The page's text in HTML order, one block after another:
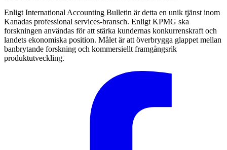
Enligt International Accounting Bulletin är detta en unik tjänst inom
Kanadas professional services-bransch. Enligt KPMG ska
forskningen användas för att stärka kundernas konkurrenskraft och
landets ekonomiska position. Målet är att överbrygga glappet mellan
banbrytande forskning och kommersiellt framgångsrik
produktutveckling.